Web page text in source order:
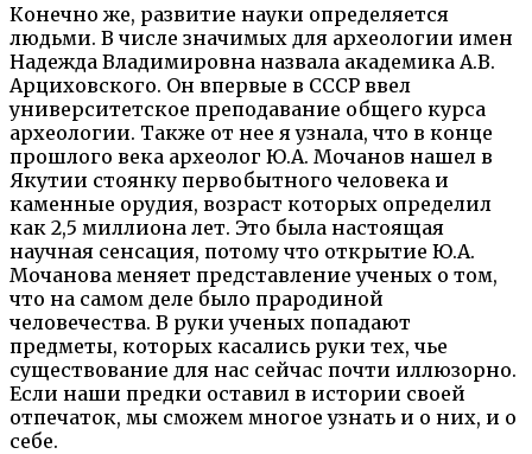
Конечно же, развитие науки определяется
людьми. В числе значимых для археологии имен
Надежда Владимировна назвала академика А.В.
Арциховского. Он впервые в СССР ввел
университетское преподавание общего курса
археологии. Также от нее я узнала, что в конце
прошлого века археолог Ю.А. Мочанов нашел в
Якутии стоянку первобытного человека и
каменные орудия, возраст которых определил
как 2,5 миллиона лет. Это была настоящая
научная сенсация, потому что открытие Ю.А.
Мочанова меняет представление ученых о том,
что на самом деле было прародиной
человечества. В руки ученых попадают
предметы, которых касались руки тех, чье
существование для нас сейчас почти иллюзорно.
Если наши предки оставил в истории своей
отпечаток, мы сможем многое узнать и о них, и о
себе.